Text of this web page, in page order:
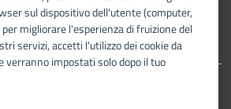
sul dispositivo dell'utente (computer,
migliorare l'esperienza di fruizione del
servizi, accetti l'utilizzo dei cookie da
verranno impostati solo dopo il tuo